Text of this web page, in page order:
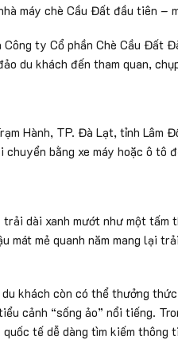
máy chè Cầu Đất đầu tiên –
ty Cổ phần Chè Cầu Đất
du khách đến tham quan,
Hành, TP. Đà Lạt, tỉnh Lâm
bằng xe máy hoặc ô tô
dài xanh mướt như một tấm
mát mẻ quanh năm mang lại
khách còn có thể thưởng
cảnh “sống ảo” nổi tiếng.
tế dễ dàng tìm kiếm thông